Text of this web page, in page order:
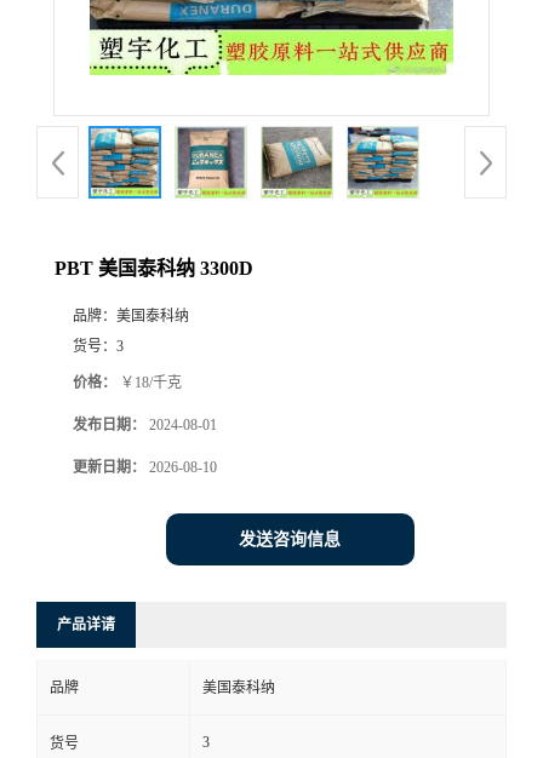
PBT 美国泰科纳 3300D
品牌： 美国泰科纳
货号： 3
价格： ￥18/千克
发布日期： 2024-08-01
更新日期： 2026-08-10
发送咨询信息
产品详请
品牌 美国泰科纳
货号 3